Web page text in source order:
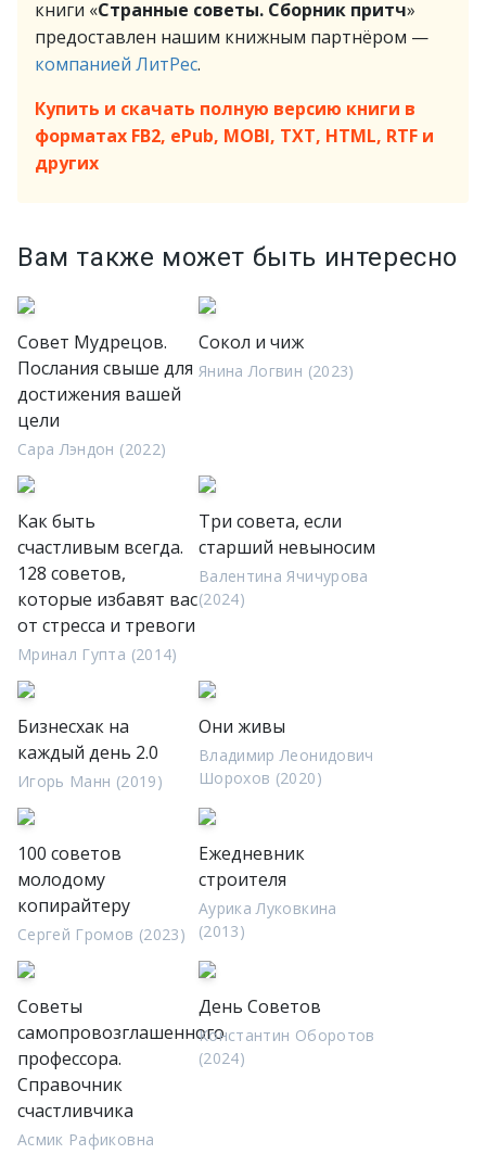
книги «Странные советы. Сборник притч»
предоставлен нашим книжным партнёром —
компанией ЛитРес.
Купить и скачать полную версию книги в
форматах FB2, ePub, MOBI, TXT, HTML, RTF и
других
Вам также может быть интересно
Совет Мудрецов.
Послания свыше для
достижения вашей
цели
Сара Лэндон (2022)
Сокол и чиж
Янина Логвин (2023)
Как быть
счастливым всегда.
128 советов,
которые избавят вас
от стресса и тревоги
Мринал Гупта (2014)
Три совета, если
старший невыносим
Валентина Ячичурова
(2024)
Бизнесхак на
каждый день 2.0
Игорь Манн (2019)
Они живы
Владимир Леонидович
Шорохов (2020)
100 советов
молодому
копирайтеру
Сергей Громов (2023)
Ежедневник
строителя
Аурика Луковкина
(2013)
Советы
самопровозглашенного
профессора.
Справочник
счастливчика
Асмик Рафиковна
День Советов
Константин Оборотов
(2024)